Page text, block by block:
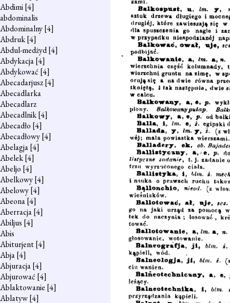
Abdimi[4]
abdominalis
Abdominalny[4]
Abdruk[4]
Abdul-medżyd[4]
Abdykacja[4]
Abdykować [4]
Abecadarjusz[4]
Abecadlarka
Abecadlarz
Abecadlnik[4]
Abecadło [4]
Abecadłowy[4]
Abelagja[4]
Abelek[4]
Abeljo [4]
Abelkowy[4]
Abelowy[4]
Abeona[4]
Aberracja[4]
Abiljus [4]
Abis
Abiturjent[4]
Abja[4]
Abjuracja[4]
Abjurować [4]
Ablaktowanie [4]
Ablatyw[4]